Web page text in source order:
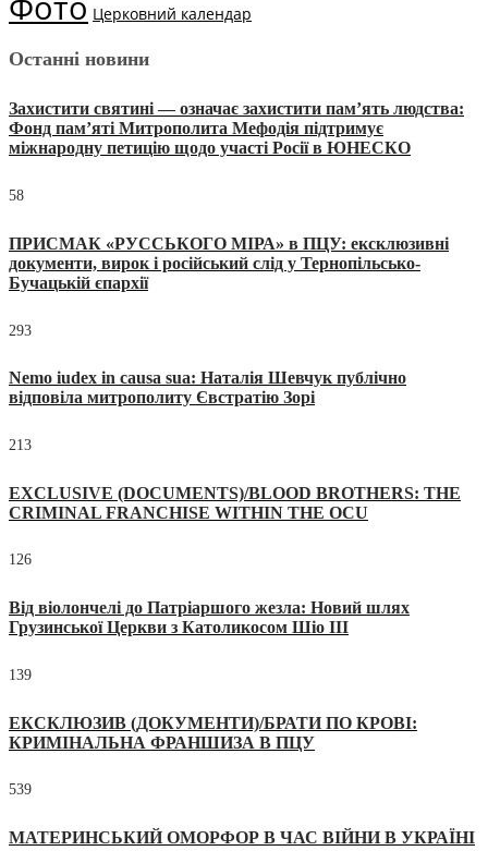
Церковний календар
Останні новини
Захистити святині — означає захистити пам’ять людства:
Фонд пам’яті Митрополита Мефодія підтримує
міжнародну петицію щодо участі Росії в ЮНЕСКО
58
ПРИСМАК «РУССЬКОГО МІРА» в ПЦУ: ексклюзивні
документи, вирок і російський слід у Тернопільсько-
Бучацькій єпархії
293
Nemo iudex in causa sua: Наталія Шевчук публічно
відповіла митрополиту Євстратію Зорі
213
EXCLUSIVE (DOCUMENTS)/BLOOD BROTHERS: THE
CRIMINAL FRANCHISE WITHIN THE OCU
126
Від віолончелі до Патріаршого жезла: Новий шлях
Грузинської Церкви з Католикосом Шіо III
139
ЕКСКЛЮЗИВ (ДОКУМЕНТИ)/БРАТИ ПО КРОВІ:
КРИМІНАЛЬНА ФРАНШИЗА В ПЦУ
539
МАТЕРИНСЬКИЙ ОМОРФОР В ЧАС ВІЙНИ В УКРАЇНІ